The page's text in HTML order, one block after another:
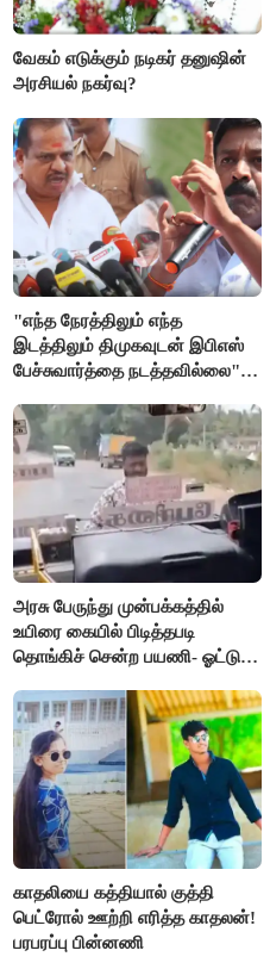
வேகம் எடுக்கும் நடிகர் தனுஷின்
அரசியல் நகர்வு?
"எந்த நேரத்திலும் எந்த
இடத்திலும் திமுகவுடன் இபிஎஸ்
பேச்சுவார்த்தை நடத்தவில்லை" -
அரசு பேருந்து முன்பக்கத்தில்
உயிரை கையில் பிடித்தபடி
தொங்கிச் சென்ற பயணி- ஓட்டுநர்
காதலியை கத்தியால் குத்தி
பெட்ரோல் ஊற்றி எரித்த காதலன்!
பரபரப்பு பின்னணி